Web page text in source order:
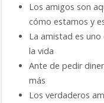
Los amigos son
cómo estamos y
La amistad es
la vida
Ante de pedir
más
Los verdaderos